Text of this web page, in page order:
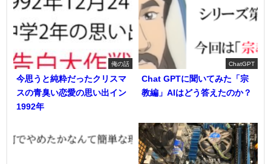
俺の話
今思うと純粋だったクリスマ
スの青臭い恋愛の思い出イン
1992年
ChatGPT
Chat GPTに聞いてみた「宗
教編」AIはどう答えたのか？